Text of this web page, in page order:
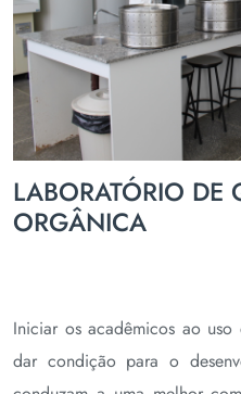
LABORATÓRIO DE
ORGÂNICA
Iniciar os acadêmicos ao
dar condição para o